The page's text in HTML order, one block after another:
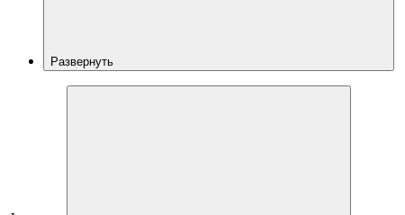
Развернуть